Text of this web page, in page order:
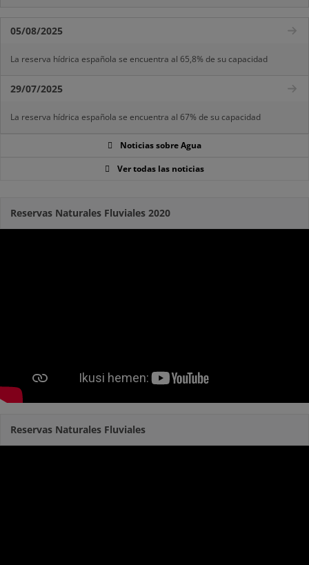
05/08/2025
La reserva hídrica española se encuentra al 65,8% de su capacidad
29/07/2025
La reserva hídrica española se encuentra al 67% de su capacidad
Noticias sobre Agua
Ver todas las noticias
Reservas Naturales Fluviales 2020
Reservas Naturales Fluviales